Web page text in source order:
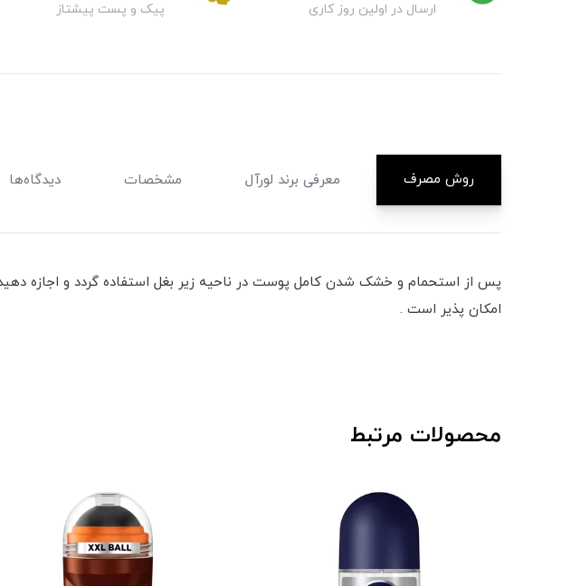
ارسال در اولین روز کاری پیک و پست پیشتاز
روش مصرف معرفی برند لورآل مشخصات دیدگاه‌ها
پس از استحمام و خشک شدن کامل پوست در ناحیه زیر بغل استفاده گردد و اجازه
امکان پذیر است .
محصولات مرتبط